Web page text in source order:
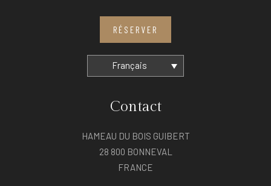
RÉSERVER
Français
Contact
HAMEAU DU BOIS GUIBERT
28 800 BONNEVAL
FRANCE